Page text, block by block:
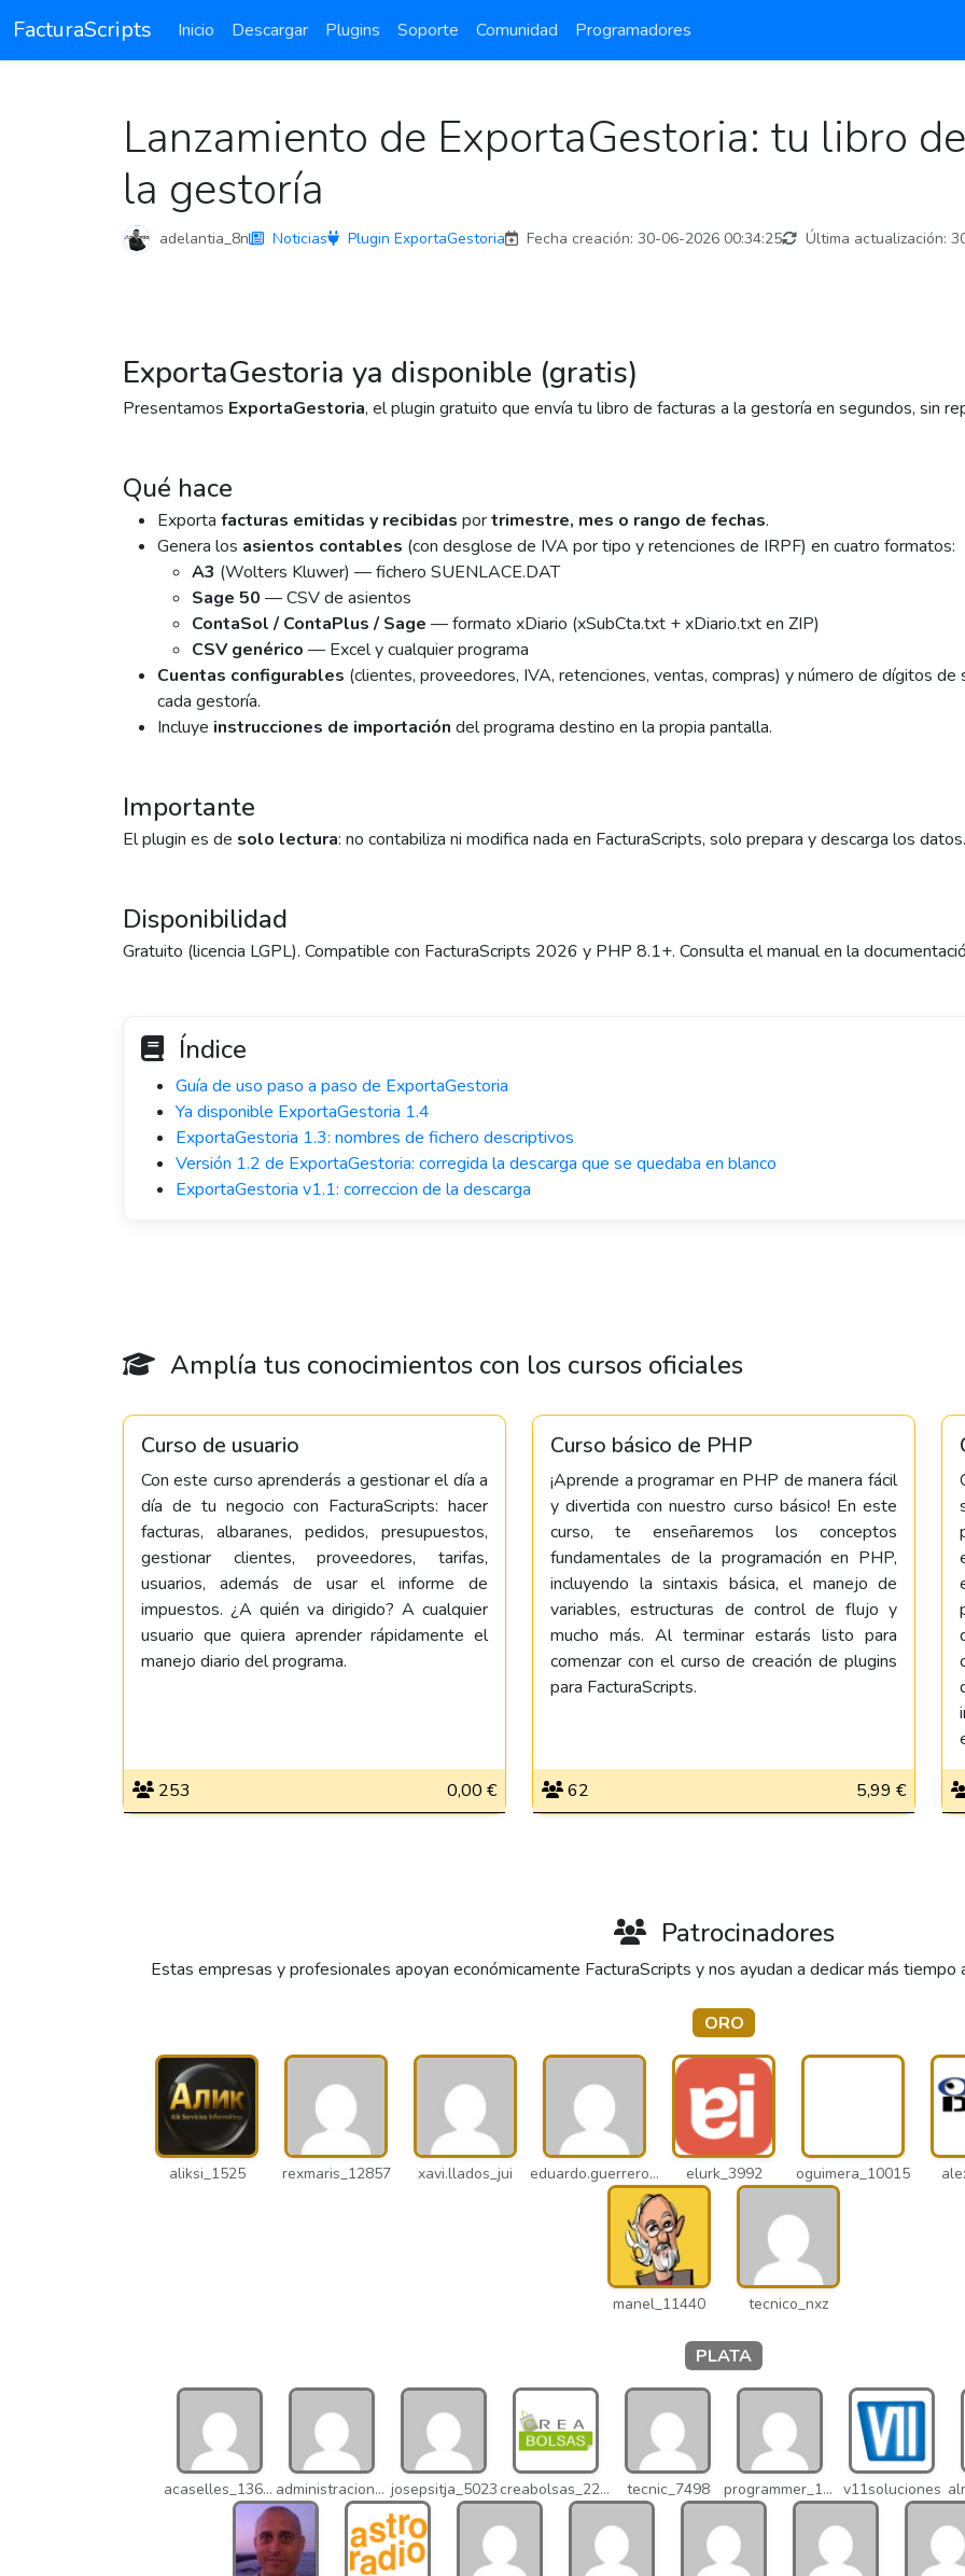
FacturaScripts Inicio Descargar Plugins Soporte Comunidad Programadores
Lanzamiento de ExportaGestoria: tu libro
la gestoría
adelantia_8n Noticias Plugin ExportaGestoria Fecha creación: 30-06-2026 00:34:25 Última actualización:
ExportaGestoria ya disponible (gratis)
Presentamos ExportaGestoria, el plugin gratuito que envía tu libro de facturas a la gestoría en segundos, sin
Qué hace
Exporta facturas emitidas y recibidas portrimestre, mes o rango de fechas.
Genera los asientos contables (con desglose de IVA por tipo y retenciones de IRPF) en cuatro formatos:
A3 (Wolters Kluwer) — fichero SUENLACE.DAT
Sage 50 — CSV de asientos
ContaSol / ContaPlus / Sage — formato xDiario (xSubCta.txt + xDiario.txt en ZIP)
CSV genérico — Excel y cualquier programa
Cuentas configurables (clientes, proveedores, IVA, retenciones, ventas, compras) y número de dígitos
cada gestoría.
Incluye instrucciones de importación del programa destino en la propia pantalla.
Importante
El plugin es de solo lectura: no contabiliza ni modifica nada en FacturaScripts, solo prepara y descarga los datos.
Disponibilidad
Gratuito (licencia LGPL). Compatible con FacturaScripts 2026 y PHP 8.1+. Consulta el manual en la
Índice
Guía de uso paso a paso de ExportaGestoria
Ya disponible ExportaGestoria 1.4
ExportaGestoria 1.3: nombres de fichero descriptivos
Versión 1.2 de ExportaGestoria: corregida la descarga que se quedaba en blanco
ExportaGestoria v1.1: correccion de la descarga
Amplía tus conocimientos con los cursos oficiales
Curso de usuario
Con este curso aprenderás a gestionar el día a
día de tu negocio con FacturaScripts: hacer
facturas, albaranes, pedidos, presupuestos,
gestionar clientes, proveedores, tarifas,
usuarios, además de usar el informe de
impuestos. ¿A quién va dirigido? A cualquier
usuario que quiera aprender rápidamente el
manejo diario del programa.
253 0,00 €
Curso básico de PHP
¡Aprende a programar en PHP de manera fácil
y divertida con nuestro curso básico! En este
curso, te enseñaremos los conceptos
fundamentales de la programación en PHP,
incluyendo la sintaxis básica, el manejo de
variables, estructuras de control de flujo y
mucho más. Al terminar estarás listo para
comenzar con el curso de creación de plugins
para FacturaScripts.
62 5,99 €
Patrocinadores
Estas empresas y profesionales apoyan económicamente FacturaScripts y nos ayudan a dedicar más
ORO
aliksi_1525 rexmaris_12857 xavi.llados_jui eduardo.guerrero_pto elurk_3992 oguimera_10015
manel_11440 tecnico_nxz
PLATA
acaselles_13670 administracion_nhd josepsitja_5023 creabolsas_22110 tecnic_7498 programmer_12837 v11soluciones